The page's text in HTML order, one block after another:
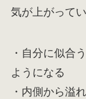
気が上がって
・自分に似合
ようになる
・内側から溢